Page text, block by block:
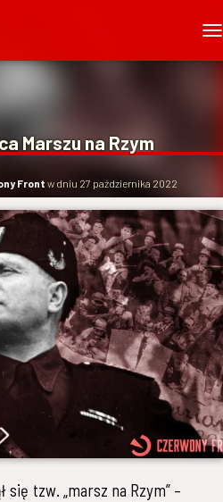
R
A
W
I
G
A
C
J
Ę
Marszu na Rzym
Front w dniu 27 października 2022
się tzw. „marsz na Rzym” –